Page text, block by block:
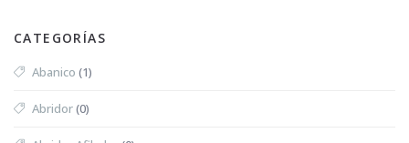
CATEGORÍAS
Abanico (1)
Abridor(0)